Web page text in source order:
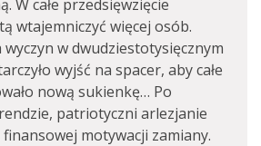
W całe przedsięwzięcie
wtajemniczyć więcej osób.
wyczyn w dwudziestotysięcznym
wyjść na spacer, aby całe
nową sukienkę… Po
patriotyczni arlezjanie
motywacji zamiany.